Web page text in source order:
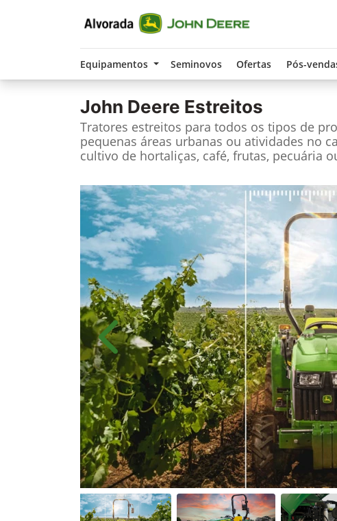
Equipamentos Seminovos Ofertas Pós-
John Deere Estreitos
Tratores estreitos para todos os tipos de
pequenas áreas urbanas ou atividades no
cultivo de hortaliças, café, frutas, pecuária
Anterior